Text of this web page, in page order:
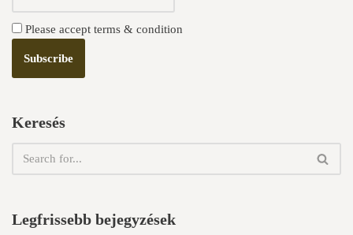
Please accept terms & condition
Keresés
Legfrissebb bejegyzések